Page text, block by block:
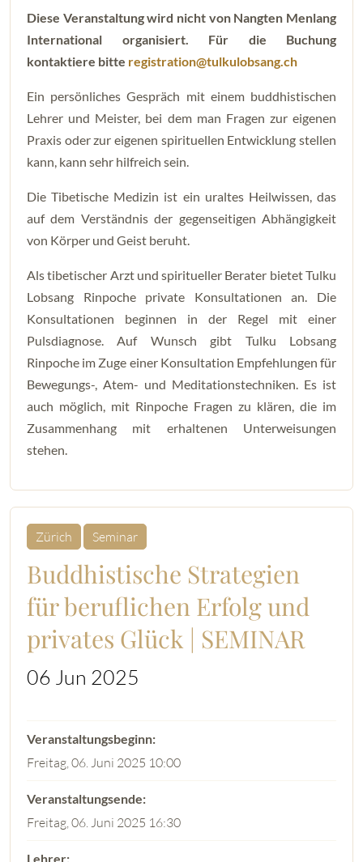
Diese Veranstaltung wird nicht von Nangten Menlang
International organisiert. Für die Buchung
kontaktiere bitte registration@tulkulobsang.ch
Ein persönliches Gespräch mit einem buddhistischen
Lehrer und Meister, bei dem man Fragen zur eigenen
Praxis oder zur eigenen spirituellen Entwicklung stellen
kann, kann sehr hilfreich sein.
Die Tibetische Medizin ist ein uraltes Heilwissen, das
auf dem Verständnis der gegenseitigen Abhängigkeit
von Körper und Geist beruht.
Als tibetischer Arzt und spiritueller Berater bietet Tulku
Lobsang Rinpoche private Konsultationen an. Die
Konsultationen beginnen in der Regel mit einer
Pulsdiagnose. Auf Wunsch gibt Tulku Lobsang
Rinpoche im Zuge einer Konsultation Empfehlungen für
Bewegungs-, Atem- und Meditationstechniken. Es ist
auch möglich, mit Rinpoche Fragen zu klären, die im
Zusammenhang mit erhaltenen Unterweisungen
stehen.
Zürich Seminar
Buddhistische Strategien
für beruflichen Erfolg und
privates Glück | SEMINAR
06 Jun 2025
Freitag, 06. Juni 2025 10:00
Freitag, 06. Juni 2025 16:30